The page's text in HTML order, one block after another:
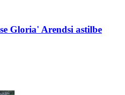
Gloria' Arendsi astilbe